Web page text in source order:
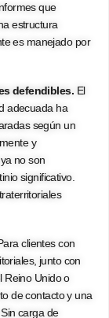
que
estructura
es manejado por
defendibles. El
adecuada ha
según un
y
no son
significativo.
clientes con
junto con
Reino Unido o
de contacto y una
carga de